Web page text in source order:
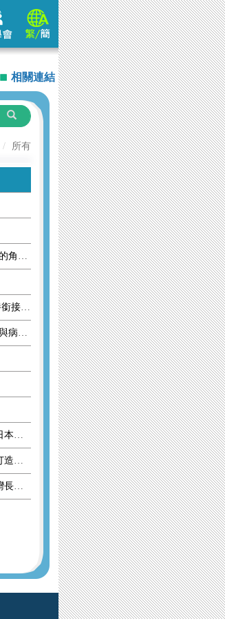
相關連結
所有
醫療與惡的距離，好像很近：醫糾事件中新聞報導的角色
衛福部次長薛瑞元：健全長照發展 健康促進與醫養銜接新解方
迎向防疫新生活！專家教你養成健康新思維，學會與病毒和平共存
銀色海嘯來襲系列之三 借鏡篇》韓國的長壽詛咒 日本的高齡化慢性病
銀色海嘯來襲系列之二 對策篇》用開辦健保魄力 打造全覆蓋式長照
銀色海嘯來襲系列之一 現象篇》老化失速列車 台灣長照跟不上